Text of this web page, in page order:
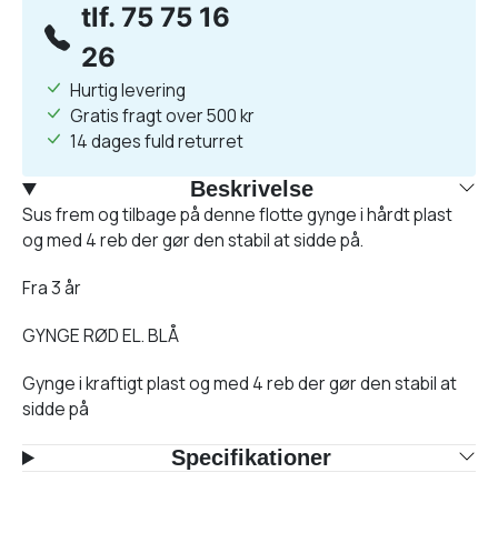
tlf. 75 75 16
26
Hurtig levering
Gratis fragt over 500 kr
14 dages fuld returret
Beskrivelse
Sus frem og tilbage på denne flotte gynge i hårdt plast
og med 4 reb der gør den stabil at sidde på.
Fra 3 år
GYNGE RØD EL. BLÅ
Gynge i kraftigt plast og med 4 reb der gør den stabil at
sidde på
Specifikationer